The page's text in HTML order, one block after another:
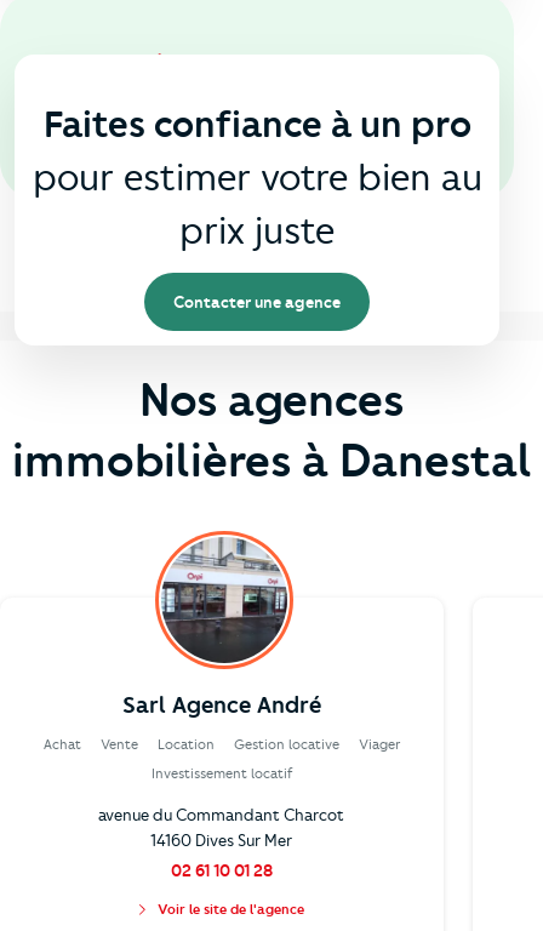
En agence
Faites confiance à un pro
pour estimer votre bien au
prix juste
Contacter une agence
Nos agences
immobilières à Danestal
Sarl Agence André
Achat Vente Location Gestion locative
Viager
Investissement locatif
avenue du Commandant Charcot
14160 Dives Sur Mer
02 61 10 01 28
Voir le site de l'agence